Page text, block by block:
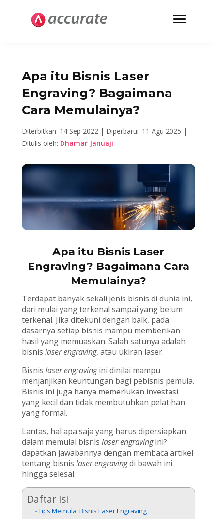
Apa itu Bisnis Laser
Engraving? Bagaimana
Cara Memulainya?
Diterbitkan: 14 Sep 2022 | Diperbarui: 11 Agu 2025 |
Ditulis oleh: Dhamar Januaji
Apa itu Bisnis Laser
Engraving? Bagaimana Cara
Memulainya?
Terdapat banyak sekali jenis bisnis di dunia ini,
dari mulai yang terkenal sampai yang belum
terkenal. Jika ditekuni dengan baik, pada
dasarnya setiap bisnis mampu memberikan
hasil yang memuaskan. Salah satunya adalah
bisnis laser engraving, atau ukiran laser.
Bisnis laser engravingini dinilai mampu
menjanjikan keuntungan bagi pebisnis pemula.
Bisnis ini juga hanya memerlukan investasi
yang kecil dan tidak membutuhkan pelatihan
yang formal.
Lantas, hal apa saja yang harus dipersiapkan
dalam memulai bisnis laser engravingini?
dapatkan jawabannya dengan membaca artikel
tentang bisnis laser engravingdi bawah ini
hingga selesai.
Daftar Isi
Tips Memulai Bisnis Laser Engraving